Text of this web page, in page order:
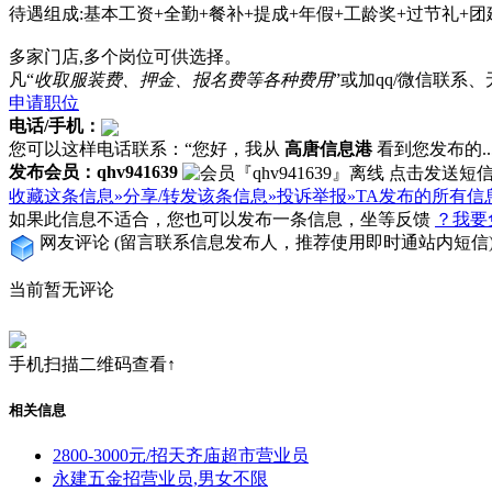
待遇组成:基本工资+全勤+餐补+提成+年假+工龄奖+过节礼+团
多家门店,多个岗位可供选择。
凡“收取服装费、押金、报名费等各种费用”或加qq/微信联系
申请职位
电话/手机：
您可以这样电话联系：“您好，我从 高唐信息港看到您发布的
发布会员：qhv941639
收藏这条信息»分享/转发该条信息»投诉举报»TA发布的所有信
如果此信息不适合，您也可以发布一条信息，坐等反馈 ？我
网友评论 (留言联系信息发布人，推荐使用即时通站内短信
当前暂无评论
手机扫描二维码查看↑
相关信息
2800-3000元/招天齐庙超市营业员
永建五金招营业员,男女不限